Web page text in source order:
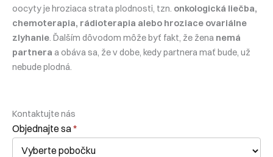
oocyty je hroziaca strata plodnosti, tzn. onkologická liečba,
chemoterapia, rádioterapia alebo hroziace ovariálne
zlyhanie . Ďalším dôvodom môže byť fakt, že žena nemá
partnera a obáva sa, že v dobe, kedy partnera mať bude, už
nebude plodná.
Kontaktujte nás
Kontaktní
formulár
Objednajte sa*